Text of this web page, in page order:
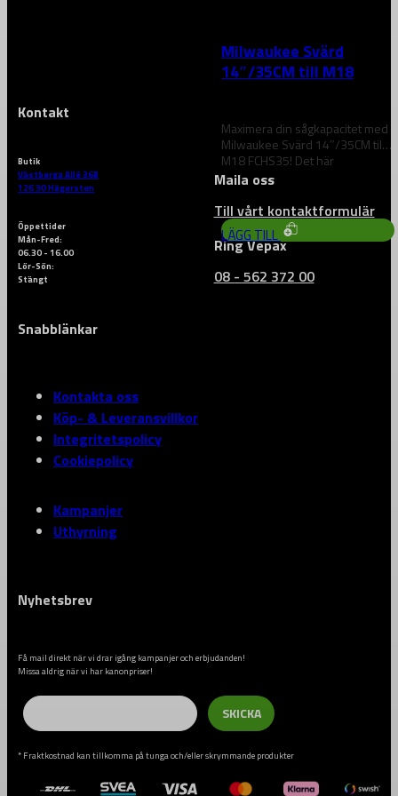
Milwaukee Svärd
14″/35CM till M18
Maximera din sågkapacitet med
Milwaukee Svärd 14″/35CM till
M18 FCHS35! Det här
högkvalitativa svärdet är…
469kr
LÄGG TILL
Kontakt
Butik
Västberga Allé 36B
126 30 Hägersten
Maila oss
Till vårt kontaktformulär
Öppettider
Mån-Fred:
06.30 - 16.00
Lör-Sön:
Stängt
Ring Vepax
08 - 562 372 00
Snabblänkar
Kontakta oss
Köp- & Leveransvillkor
Integritetspolicy
Cookiepolicy
Kampanjer
Uthyrning
Nyhetsbrev
Få mail direkt när vi drar igång kampanjer och erbjudanden!
Missa aldrig när vi har kanonpriser!
Email
SKICKA
* Fraktkostnad kan tillkomma på tunga och/eller skrymmande produkter